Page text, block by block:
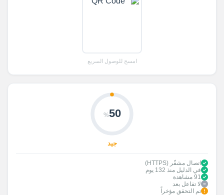
امسح للوصول السريع
50
%
جيد
اتصال مشفّر (HTTPS)
في الدليل منذ 132 يوم
91 مشاهدة
لا تفاعل بعد
تم التحقق مؤخراً